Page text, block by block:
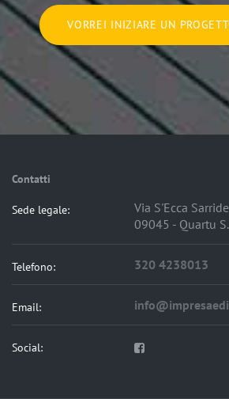
VORREI INIZIARE UN
Contatti
Sede legale:
Via S'Ecca
09045 - Quartu
Telefono: 320 4238013
Email:
Social: